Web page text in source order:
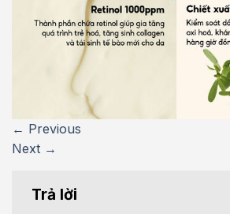
← Previous
Next →
Trả lời